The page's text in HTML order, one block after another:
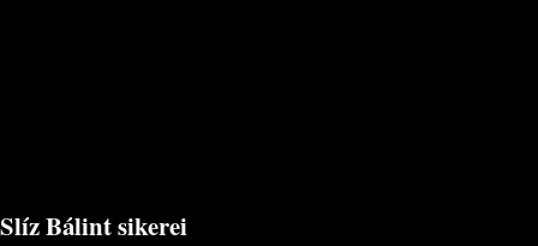
Slíz Bálint sikerei